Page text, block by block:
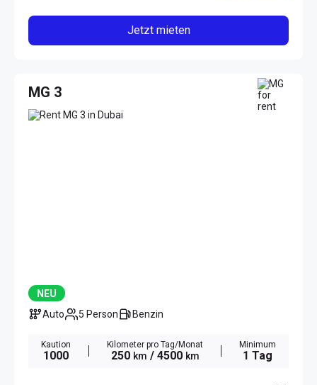
Jetzt mieten
MG 3
NEU
Auto
5 Person Benzin
Kaution
1000
Kilometer pro Tag/Monat
250 km / 4500 km
Minimum
1 Tag